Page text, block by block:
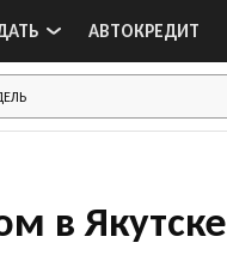
АВТОКРЕДИТ
в Якутске